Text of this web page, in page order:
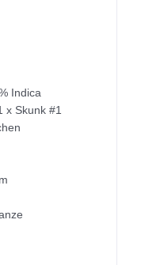
Indica
x Skunk #1